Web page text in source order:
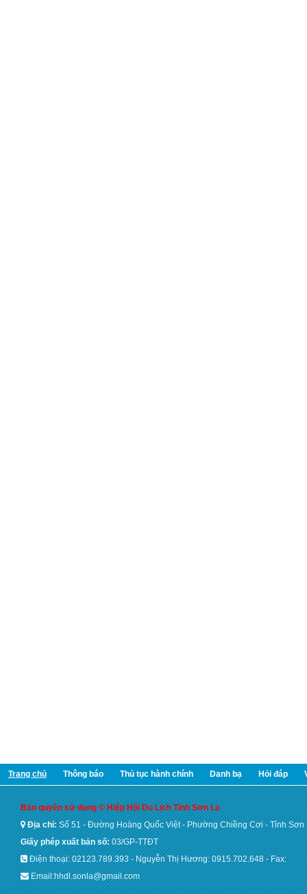
Trang chủ Thông báo Thủ tục hành chính Danh bạ Hỏi đáp
Bản quyền sử dụng © Hiệp Hội Du Lịch Tỉnh Sơn La
Địa chỉ:Số 51 - Đường Hoàng Quốc Việt - Phường Chiềng Cơi - Tỉnh Sơn
Giấy phép xuất bản số:03/GP-TTĐT
Điện thoại: 02123.789.393 - Nguyễn Thị Hương: 0915.702.648 - Fax:
Email:hhdl.sonla@gmail.com